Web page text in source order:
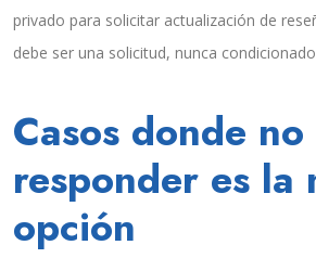
privado para solicitar actualización de
debe ser una solicitud, nunca
Casos donde no
responder es la
opción